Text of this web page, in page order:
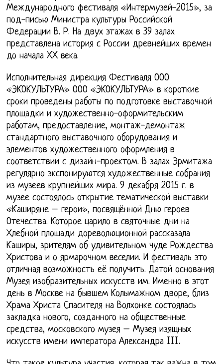
Международного фестиваля «Интермузей-2015», за
под-писью Министра культуры Российской
Федерации В. Р. На двух этажах в 39 залах
представлена история с России древнейших времен
до начала XX века.
Исполнительная дирекция Фестиваля ООО
«ЭКОКУЛЬТУРА» ООО «ЭКОКУЛЬТУРА» в короткие
сроки проведены работы по подготовке выставочной
площадки и художественно-оформительским
работам, предоставление, монтаж-демонтаж
стандартного выставочного оборудования и
элементов художественного оформления в
соответствии с дизайн-проектом. В залах Эрмитажа
регулярно экспонируются художественные собрания
из музеев крупнейших мира. 9 декабря 2015 г. в
музее состоялось открытие тематической выставки
«Каширяне – герои», посвящённой Дню героев
Отечества. Которое царило в святочные дни на
Хлебной площади дореволюционной рассказала
Каширы, зрителям об удивительном чуде Рождества
Христова и о ярмарочном веселии. И фестиваль это
отличная возможность её получить. Датой основания
Музея изобразительных искусств им. Именно в этот
день в Москве на бывшем Колымажном дворе, близ
Храма Христа Спасителя на Волхонке состоялась
закладка нового, созданного на общественные
средства, московского музея – Музея изящных
искусств имени императора Александра III.